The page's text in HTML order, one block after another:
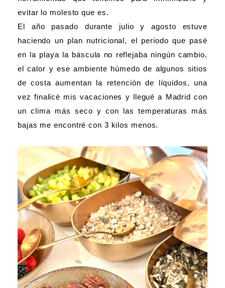
evitar lo molesto que es.
El año pasado durante julio y agosto estuve
haciendo un plan nutricional, el periodo que pasé
en la playa la báscula no reflejaba ningún cambio,
el calor y ese ambiente húmedo de algunos sitios
de costa aumentan la retención de líquidos, una
vez finalicé mis vacaciones y llegué a Madrid con
un clima más seco y con las temperaturas más
bajas me encontré con 3 kilos menos.